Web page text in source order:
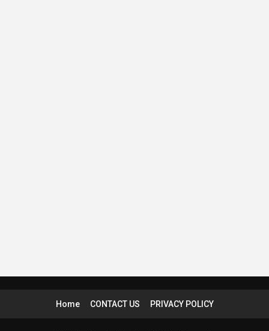
Home CONTACT US PRIVACY POLICY